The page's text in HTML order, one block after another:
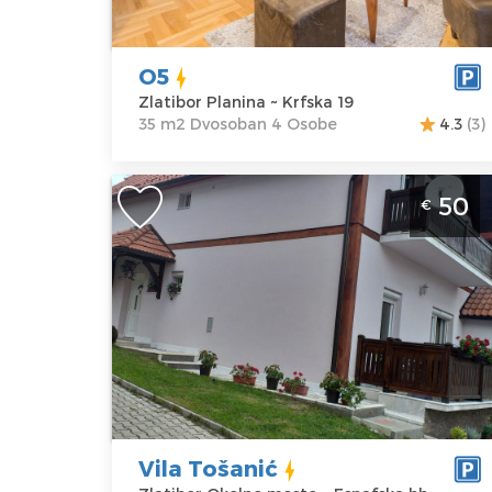
Adresa: Krfska
19
Cena45 €
Struktura :
Dvosoban
O5
Zlatibor Planina ~ Krfska 19
35 m2 Dvosoban 4 Osobe
4.3 (3)
Petosoban Apartman Vila Tosanic
Zlatibor Zova
Zlatibor
Lokacija:
Zlatibor
Okolno mesto
Adresa:
Esnafska bb
Cena50 €
Gosti: 6
Kvadratura :
90
Struktura :
Petosoban
€50
Vila Tošanić